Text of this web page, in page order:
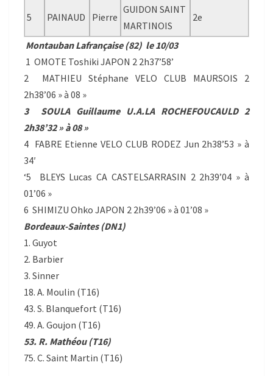
5 PAINAUD Pierre
GUIDON SAINT
MARTINOIS
2e
Montauban Lafrançaise (82) le 10/03
1 OMOTE Toshiki JAPON 2 2h37’58’
2 MATHIEU Stéphane VELO CLUB MAURSOIS 2
2h38’06 » à 08 »
3 SOULA Guillaume U.A.LA ROCHEFOUCAULD 2
2h38’32 » à 08 »
4 FABRE Etienne VELO CLUB RODEZ Jun 2h38’53 » à
34′
‘5 BLEYS Lucas CA CASTELSARRASIN 2 2h39’04 » à
01’06 »
6 SHIMIZU Ohko JAPON 2 2h39’06 » à 01’08 »
Bordeaux-Saintes (DN1)
1. Guyot
2. Barbier
3. Sinner
18. A. Moulin (T16)
43. S. Blanquefort (T16)
49. A. Goujon (T16)
53. R. Mathéou (T16)
75. C. Saint Martin (T16)